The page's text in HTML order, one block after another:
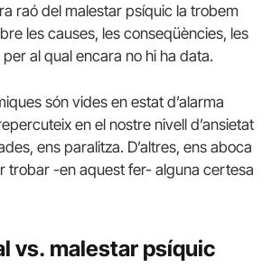
raó del malestar psíquic la trobem
les causes, les conseqüències, les
per al qual encara no hi ha data.
són vides en estat d’alarma
en el nostre nivell d’ansietat
ens paralitza. D’altres, ens aboca
trobar -en aquest fer- alguna certesa
vs. malestar psíquic